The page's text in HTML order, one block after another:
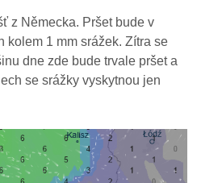
z Německa. Pršet bude v
kolem 1 mm srážek. Zítra se
dne zde bude trvale pršet a
se srážky vyskytnou jen